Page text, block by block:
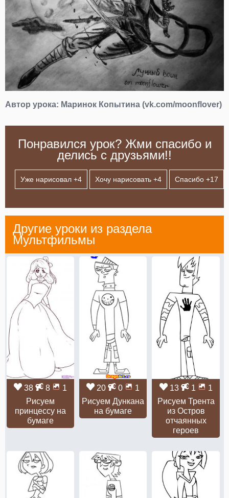
Автор урока: Маринок Копытина (vk.com/moonflover)
Понравился урок? Жми спасибо и
делись с друзьями!!
Уже нарисовал +4 Хочу нарисовать +4 Спасибо +17
Другие уроки из раздела
Мультфильмы
38 8
1
Рисуем
принцессу на
бумаге
20 0
1
Рисуем Дункана
на бумаге
13 1
1
Рисуем Трента
из Остров
отчаянных
героев